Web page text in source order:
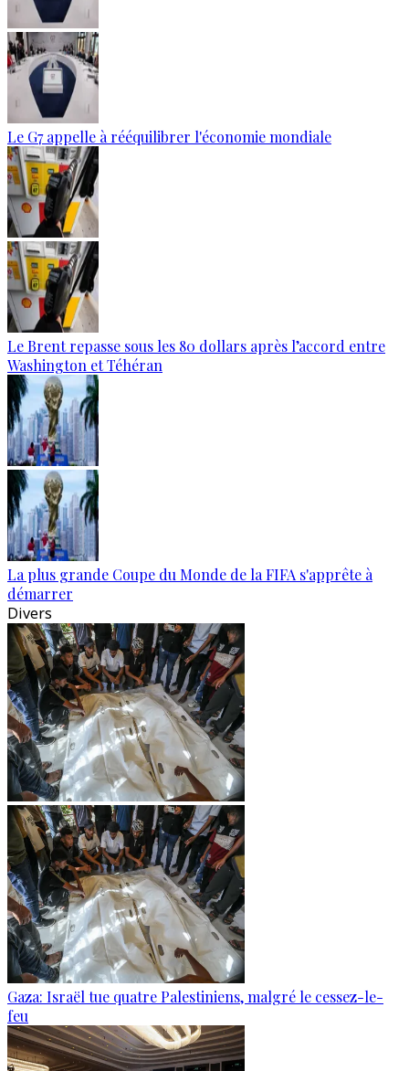
Le G7 appelle à rééquilibrer l'économie mondiale
Le Brent repasse sous les 80 dollars après l’accord entre
Washington et Téhéran
La plus grande Coupe du Monde de la FIFA s'apprête à
démarrer
Divers
Gaza: Israël tue quatre Palestiniens, malgré le cessez-le-
feu